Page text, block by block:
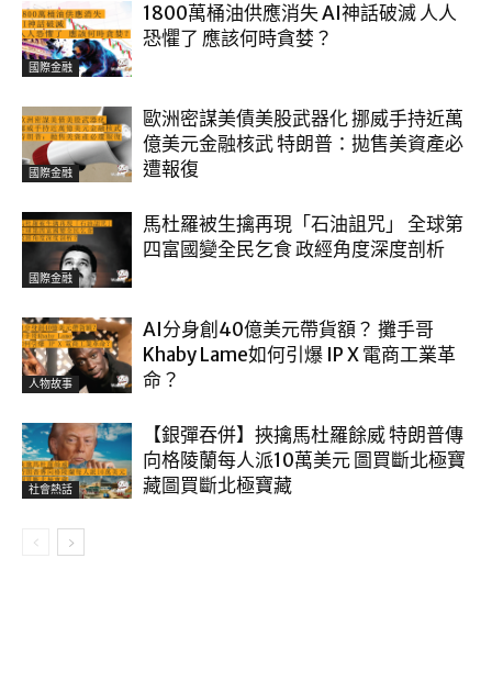
國際金融
1800萬桶油供應消失 AI神話破滅 人人
恐懼了 應該何時貪婪？
國際金融
歐洲密謀美債美股武器化 挪威手持近萬
億美元金融核武 特朗普：拋售美資產必
遭報復
國際金融
馬杜羅被生擒再現「石油詛咒」 全球第
四富國變全民乞食 政經角度深度剖析
人物故事
AI分身創40億美元帶貨額？ 攤手哥
Khaby Lame如何引爆 IP X 電商工業革
命？
社會熱話
【銀彈吞併】挾擒馬杜羅餘威 特朗普傳
向格陵蘭每人派10萬美元 圖買斷北極寶
藏圖買斷北極寶藏